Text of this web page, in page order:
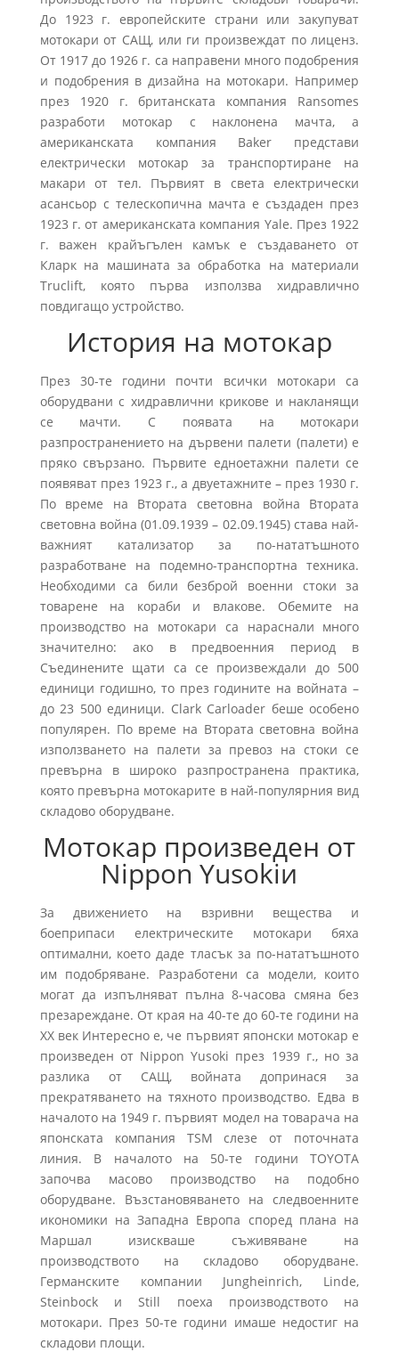
До 1923 г. европейските страни или закупуват
мотокари от САЩ, или ги произвеждат по лиценз.
От 1917 до 1926 г. са направени много подобрения
и подобрения в дизайна на мотокари. Например
през 1920 г. британската компания Ransomes
разработи мотокар с наклонена мачта, а
американската компания Baker представи
електрически мотокар за транспортиране на
макари от тел. Първият в света електрически
асансьор с телескопична мачта е създаден през
1923 г. от американската компания Yale. През 1922
г. важен крайъгълен камък е създаването от
Кларк на машината за обработка на материали
Truclift, която първа използва хидравлично
повдигащо устройство.
История на мотокар
През 30-те години почти всички мотокари са
оборудвани с хидравлични крикове и накланящи
се мачти. С появата на мотокари
разпространението на дървени палети (палети) е
пряко свързано. Първите едноетажни палети се
появяват през 1923 г., а двуетажните – през 1930 г.
По време на Втората световна война Втората
световна война (01.09.1939 – 02.09.1945) става най-
важният катализатор за по-нататъшното
разработване на подемно-транспортна техника.
Необходими са били безброй военни стоки за
товарене на кораби и влакове. Обемите на
производство на мотокари са нараснали много
значително: ако в предвоенния период в
Съединените щати са се произвеждали до 500
единици годишно, то през годините на войната –
до 23 500 единици. Clark Carloader беше особено
популярен. По време на Втората световна война
използването на палети за превоз на стоки се
превърна в широко разпространена практика,
която превърна мотокарите в най-популярния вид
складово оборудване.
Мотокар произведен от
Nippon Yusokiи
За движението на взривни вещества и
боеприпаси електрическите мотокари бяха
оптимални, което даде тласък за по-нататъшното
им подобряване. Разработени са модели, които
могат да изпълняват пълна 8-часова смяна без
презареждане. От края на 40-те до 60-те години на
XX век Интересно е, че първият японски мотокар е
произведен от Nippon Yusoki през 1939 г., но за
разлика от САЩ, войната допринася за
прекратяването на тяхното производство. Едва в
началото на 1949 г. първият модел на товарача на
японската компания TSM слезе от поточната
линия. В началото на 50-те години TOYOTA
започва масово производство на подобно
оборудване. Възстановяването на следвоенните
икономики на Западна Европа според плана на
Маршал изискваше съживяване на
производството на складово оборудване.
Германските компании Jungheinrich, Linde,
Steinbock и Still поеха производството на
мотокари. През 50-те години имаше недостиг на
складови площи.